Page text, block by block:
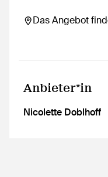
Das Angebot
Anbieter*in
Nicolette Doblhoff